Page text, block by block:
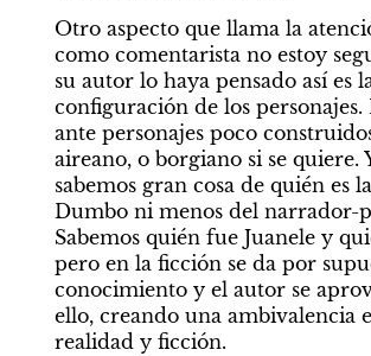
Otro aspecto que llama la
como comentarista no estoy
su autor lo haya pensado así es
configuración de los personajes.
ante personajes poco
aireano, o borgiano si se quiere.
sabemos gran cosa de quién es
Dumbo ni menos del narrador-
Sabemos quién fue Juanele y
pero en la ficción se da por
conocimiento y el autor se
ello, creando una ambivalencia
realidad y ficción.